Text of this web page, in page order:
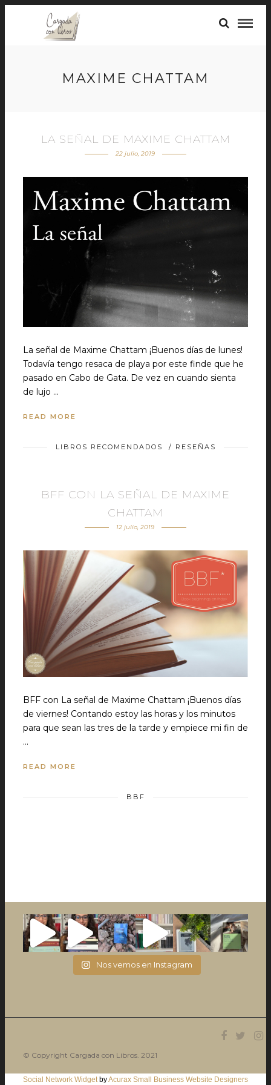
MAXIME CHATTAM
LA SEÑAL DE MAXIME CHATTAM
22 julio, 2019
La señal de Maxime Chattam ¡Buenos días de lunes!
Todavía tengo resaca de playa por este finde que he
pasado en Cabo de Gata. De vez en cuando sienta
de lujo …
READ MORE
LIBROS RECOMENDADOS / RESEÑAS
BFF CON LA SEÑAL DE MAXIME
CHATTAM
12 julio, 2019
BFF con La señal de Maxime Chattam ¡Buenos días
de viernes! Contando estoy las horas y los minutos
para que sean las tres de la tarde y empiece mi fin de
…
READ MORE
BBF
Nos vemos en Instagram
© Copyright Cargada con Libros. 2021
Social Network WidgetbyAcurax Small Business Website Designers